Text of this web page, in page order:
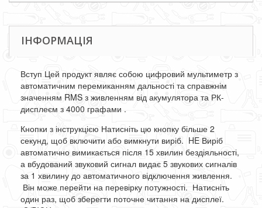
ІНФОРМАЦІЯ
Вступ Цей продукт являє собою цифровий мультиметр з
автоматичним перемиканням дальності та справжнім
значенням RMS з живленням від акумулятора та РК-
дисплеєм з 4000 графами .
Кнопки з інструкцією Натисніть цю кнопку більше 2
секунд, щоб включити або вимкнути виріб. HE Виріб
автоматично вимикається після 15 хвилин бездіяльності,
а вбудований звуковий сигнал видає 5 звукових сигналів
за 1 хвилину до автоматичного відключення живлення.
Він може перейти на перевірку потужності. Натисніть
один раз, щоб зберегти поточне читання на дисплеї.